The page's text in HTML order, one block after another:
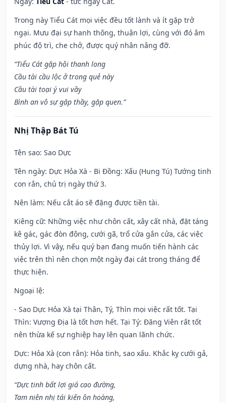
Trong này Tiểu Cát mọi việc đều tốt lành và ít gặp trở
ngại. Mưu đại sự hanh thông, thuận lợi, cùng với đó âm
phúc độ trì, che chở, được quý nhân nâng đỡ.
“Tiểu Cát gặp hội thanh long
Cầu tài cầu lộc ở trong quẻ này
Cầu tài toại ý vui vầy
Bình an vô sự gặp thầy, gặp quen.”
Nhị Thập Bát Tú
Tên sao: Sao Dực
Tên ngày: Dực Hỏa Xà - Bi Đồng: Xấu (Hung Tú) Tướng tinh
con rắn, chủ trị ngày thứ 3.
Nên làm: Nếu cắt áo sẽ đặng được tiền tài.
Kiêng cữ: Những việc như chôn cất, xây cất nhà, đặt táng
kê gác, gác đòn đông, cưới gã, trổ cửa gắn cửa, các việc
thủy lợi. Vì vậy, nếu quý bạn đang muốn tiến hành các
việc trên thì nên chọn một ngày đại cát trong tháng để
thực hiện.
Ngoại lệ:
- Sao Dực Hỏa Xà tại Thân, Tý, Thìn mọi việc rất tốt. Tại
Thìn: Vượng Địa là tốt hơn hết. Tại Tý: Đăng Viên rất tốt
nên thừa kế sự nghiệp hay lên quan lãnh chức.
Dực: Hỏa Xà (con rắn): Hỏa tinh, sao xấu. Khắc kỵ cưới gả,
dựng nhà, hay chôn cất.
“Dực tinh bất lợi giá cao đường,
Tam niên nhị tái kiến ôn hoàng,